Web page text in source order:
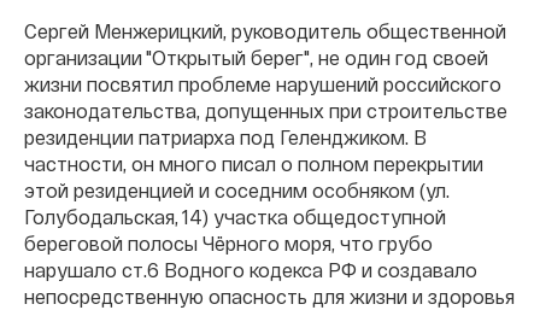
Сергей Менжерицкий, руководитель общественной
организации "Открытый берег", не один год своей
жизни посвятил проблеме нарушений российского
законодательства, допущенных при строительстве
резиденции патриарха под Геленджиком. В
частности, он много писал о полном перекрытии
этой резиденцией и соседним особняком (ул.
Голубодальская, 14) участка общедоступной
береговой полосы Чёрного моря, что грубо
нарушало ст.6 Водного кодекса РФ и создавало
непосредственную опасность для жизни и здоровья